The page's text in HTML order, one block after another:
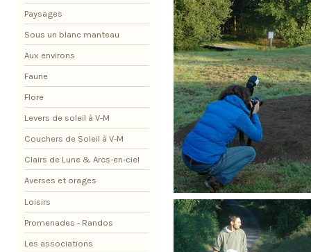
Paysages
Sous un blanc manteau
Aux environs
Faune
Flore
Levers de soleil à V-M
Couchers de Soleil à V-M
Clairs de Lune & Arcs-en-ciel
Averses et orages
Loisirs
Promenades - Randos
Les associations